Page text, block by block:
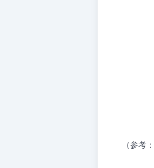
（参考：